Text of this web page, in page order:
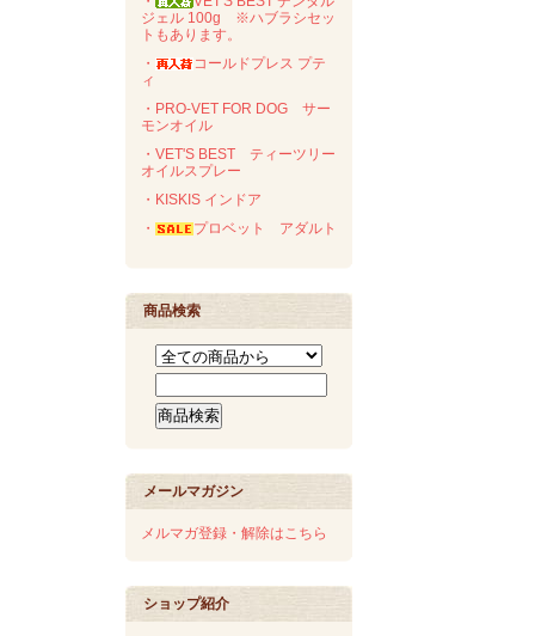
ジェル 100g ※ハブラシセッ
トもあります。
・
コールドプレス プテ
ィ
・PRO-VET FOR DOG サー
モンオイル
・VET'S BEST ティーツリー
オイルスプレー
・KISKIS インドア
・
プロベット アダルト
商品検索
メールマガジン
メルマガ登録・解除はこちら
ショップ紹介